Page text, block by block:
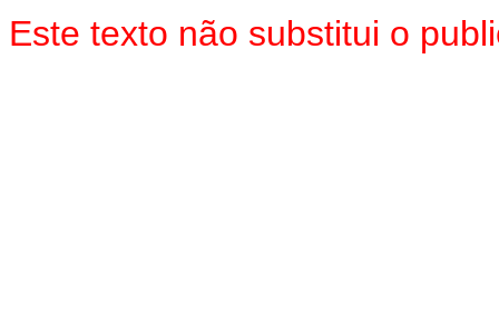
Este texto não substitui o